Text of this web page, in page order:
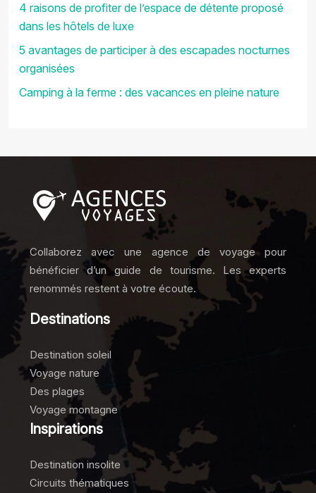
4 raisons de profiter de l’espace de détente proposé
dans les hôtels de luxe
5 avantages de participer à des escapades nocturnes
organisées
Camping à la ferme : des vacances en pleine nature
Collaborez avec une agence de voyage pour
bénéficier d’un guide de tourisme. Les experts
renommés restent à votre écoute.
Destinations
Destination soleil
Voyage nature
Des plages
Voyage montagne
Inspirations
Destination insolite
Circuits thématiques